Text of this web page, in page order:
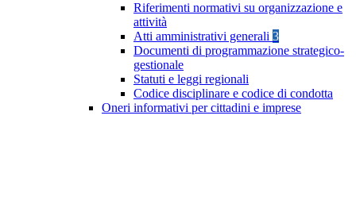
Riferimenti normativi su organizzazione e
attività
Atti amministrativi generali 3
Documenti di programmazione strategico-
gestionale
Statuti e leggi regionali
Codice disciplinare e codice di condotta
Oneri informativi per cittadini e imprese